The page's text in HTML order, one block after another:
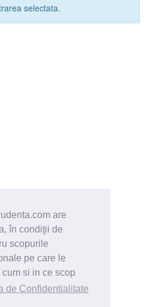
are
în condiţii de
scopurile
pe care le
si in ce scop
de Confidentialitate
selectata.